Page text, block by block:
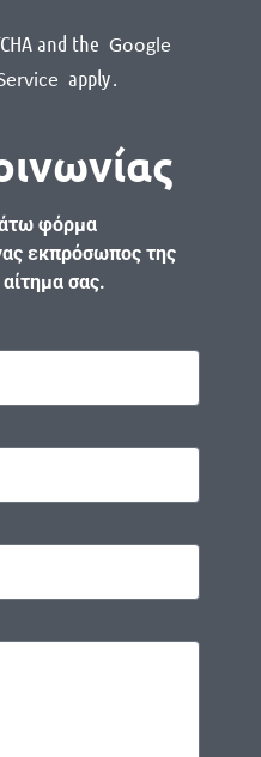
and the Google
apply.
φόρμα
εκπρόσωπος της
σας.